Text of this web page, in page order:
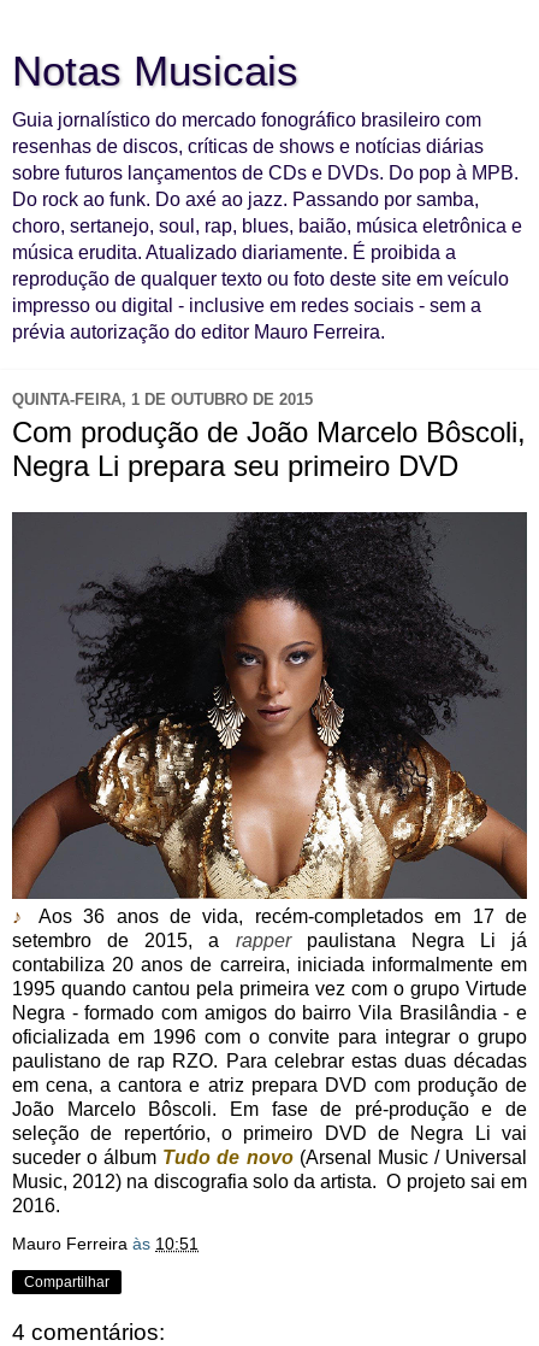
Notas Musicais
Guia jornalístico do mercado fonográfico brasileiro com
resenhas de discos, críticas de shows e notícias diárias
sobre futuros lançamentos de CDs e DVDs. Do pop à MPB.
Do rock ao funk. Do axé ao jazz. Passando por samba,
choro, sertanejo, soul, rap, blues, baião, música eletrônica e
música erudita. Atualizado diariamente. É proibida a
reprodução de qualquer texto ou foto deste site em veículo
impresso ou digital - inclusive em redes sociais - sem a
prévia autorização do editor Mauro Ferreira.
QUINTA-FEIRA, 1 DE OUTUBRO DE 2015
Com produção de João Marcelo Bôscoli,
Negra Li prepara seu primeiro DVD
♪
Aos 36 anos de vida, recém-completados em 17 de
setembro de 2015, a rapperpaulistana Negra Li já
contabiliza 20 anos de carreira, iniciada informalmente em
1995 quando cantou pela primeira vez com o grupo Virtude
Negra - formado com amigos do bairro Vila Brasilândia - e
oficializada em 1996 com o convite para integrar o grupo
paulistano de rap RZO. Para celebrar estas duas décadas
em cena, a cantora e atriz prepara DVD com produção de
João Marcelo Bôscoli. Em fase de pré-produção e de
seleção de repertório, o primeiro DVD de Negra Li vai
suceder o álbum Tudo de novo(Arsenal Music / Universal
Music, 2012) na discografia solo da artista. O projeto sai em
2016.
Mauro Ferreira às 10:51
Compartilhar
4 comentários: